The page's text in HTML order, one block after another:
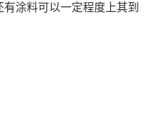
涂料可以一定程度上其到